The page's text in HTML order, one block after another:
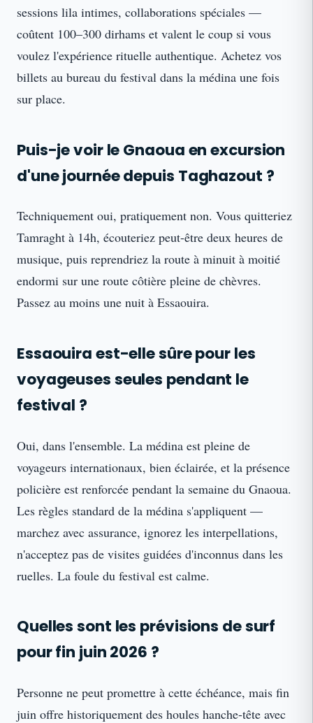
sessions lila intimes, collaborations spéciales —
coûtent 100–300 dirhams et valent le coup si vous
voulez l'expérience rituelle authentique. Achetez vos
billets au bureau du festival dans la médina une fois
sur place.
Puis-je voir le Gnaoua en excursion
d'une journée depuis Taghazout ?
Techniquement oui, pratiquement non. Vous quitteriez
Tamraght à 14h, écouteriez peut-être deux heures de
musique, puis reprendriez la route à minuit à moitié
endormi sur une route côtière pleine de chèvres.
Passez au moins une nuit à Essaouira.
Essaouira est-elle sûre pour les
voyageuses seules pendant le
festival ?
Oui, dans l'ensemble. La médina est pleine de
voyageurs internationaux, bien éclairée, et la présence
policière est renforcée pendant la semaine du Gnaoua.
Les règles standard de la médina s'appliquent —
marchez avec assurance, ignorez les interpellations,
n'acceptez pas de visites guidées d'inconnus dans les
ruelles. La foule du festival est calme.
Quelles sont les prévisions de surf
pour fin juin 2026 ?
Personne ne peut promettre à cette échéance, mais fin
juin offre historiquement des houles hanche-tête avec